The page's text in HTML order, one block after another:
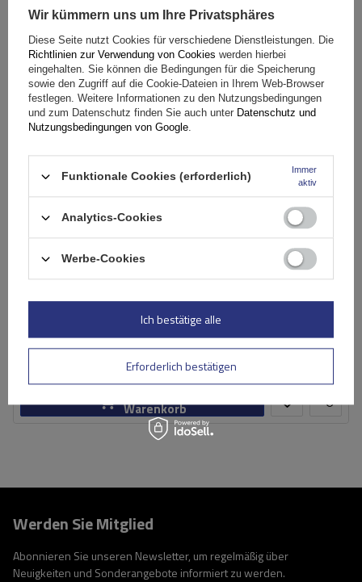
Peruzzo Firenze 2 E-Bike – Heckklappen-Fahrradträger
Maximales Fahrradgewicht:
22,5 kg
Nutzlast der Haltebügel:
45 kg
kompatibel mit Elektrofahrrädern
Aluminiumkonstruktion
179,99 €inkl. MwSt
Große Menge verfügbar Wir versenden schon am
Warenkorb
Werden Sie Mitglied
Abonnieren Sie unseren Newsletter, um regelmäßig über
Neuigkeiten und Sonderangebote informiert zu werden.
Wir kümmern uns um Ihre Privatsphäres
Diese Seite nutzt Cookies für verschiedene Dienstleistungen. Die
Richtlinien zur Verwendung von Cookies werden hierbei
eingehalten. Sie können die Bedingungen für die Speicherung
sowie den Zugriff auf die Cookie-Dateien in Ihrem Web-Browser
festlegen. Weitere Informationen zu den Nutzungsbedingungen
und zum Datenschutz finden Sie auch unter Datenschutz und
Nutzungsbedingungen von Google.
Funktionale Cookies (erforderlich)
Immer
aktiv
Analytics-Cookies
Werbe-Cookies
Erforderlich bestätigen
Ich bestätige alle